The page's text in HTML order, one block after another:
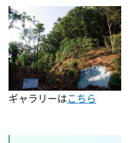
ギャラリーはこちら